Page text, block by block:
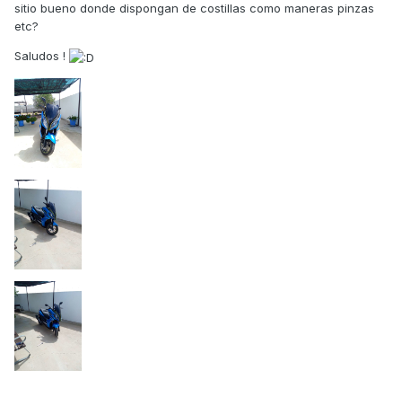
sitio bueno donde dispongan de costillas como maneras pinzas
etc?
Saludos !